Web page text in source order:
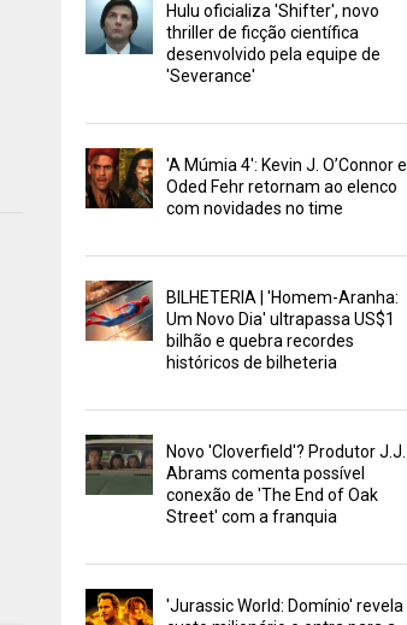
Hulu oficializa 'Shifter', novo
thriller de ficção científica
desenvolvido pela equipe de
'Severance'
'A Múmia 4': Kevin J. O’Connor e
Oded Fehr retornam ao elenco
com novidades no time
BILHETERIA | 'Homem-Aranha:
Um Novo Dia' ultrapassa US$1
bilhão e quebra recordes
históricos de bilheteria
Novo 'Cloverfield'? Produtor J.J.
Abrams comenta possível
conexão de 'The End of Oak
Street' com a franquia
'Jurassic World: Domínio' revela